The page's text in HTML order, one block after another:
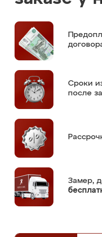
Сроки
после
Замер,